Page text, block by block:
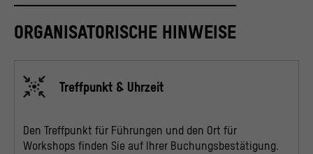
ORGANISATORISCHE HINWEISE
Treffpunkt & Uhrzeit
Den Treffpunkt für Führungen und den Ort für
Workshops finden Sie auf Ihrer Buchungsbestätigung.